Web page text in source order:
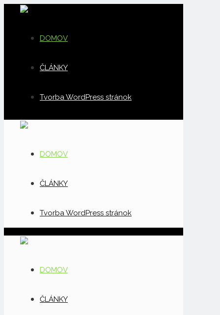
DOMOV
ČLÁNKY
Tvorba WordPress stránok
DOMOV
ČLÁNKY
Tvorba WordPress stránok
DOMOV
ČLÁNKY